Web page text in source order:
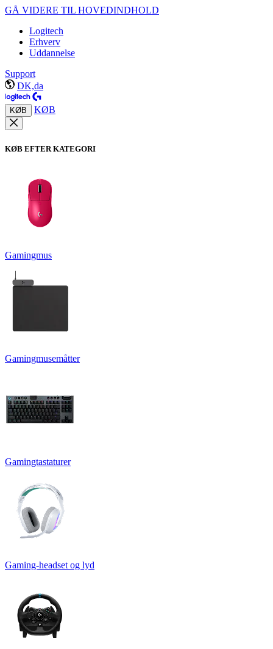
GÅ VIDERE TIL HOVEDINDHOLD
Logitech
Erhverv
Uddannelse
Support
DK,da
KØB KØB
KØB EFTER KATEGORI
Gamingmus
Gamingmusemåtter
Gamingtastaturer
Gaming-headset og lyd